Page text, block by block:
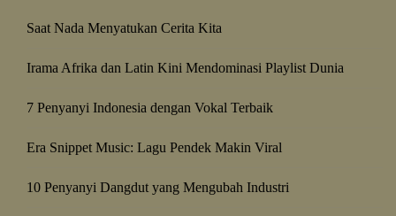
Saat Nada Menyatukan Cerita Kita
Irama Afrika dan Latin Kini Mendominasi Playlist Dunia
7 Penyanyi Indonesia dengan Vokal Terbaik
Era Snippet Music: Lagu Pendek Makin Viral
10 Penyanyi Dangdut yang Mengubah Industri